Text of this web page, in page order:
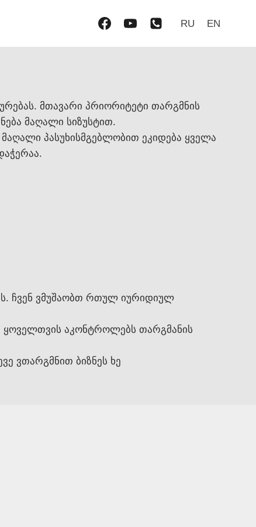
RU EN
მთავარი პრიორიტეტი თარგმნის
მაღალი სიზუსტით.
პასუხისმგებლობით ეკიდება ყველა
ჩვენ ვმუშაობთ რთულ იურიდიულ
ყოველთვის აკონტროლებს თარგმანის
ვთარგმნით ბიზნეს ხე